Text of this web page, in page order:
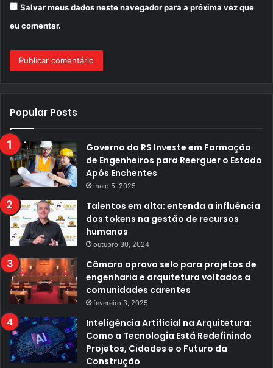
Salvar meus dados neste navegador para a próxima vez que
eu comentar.
Popular Posts
Governo do RS Investe em Formação
de Engenheiros para Reerguer o Estado
Após Enchentes
maio 5, 2025
Talentos em alta: entenda a influência
dos tokens na gestão de recursos
humanos
outubro 30, 2024
Câmara aprova selo para projetos de
engenharia e arquitetura voltados a
comunidades carentes
fevereiro 3, 2025
Inteligência Artificial na Arquitetura:
Como a Tecnologia Está Redefinindo
Projetos, Cidades e o Futuro da
Construção